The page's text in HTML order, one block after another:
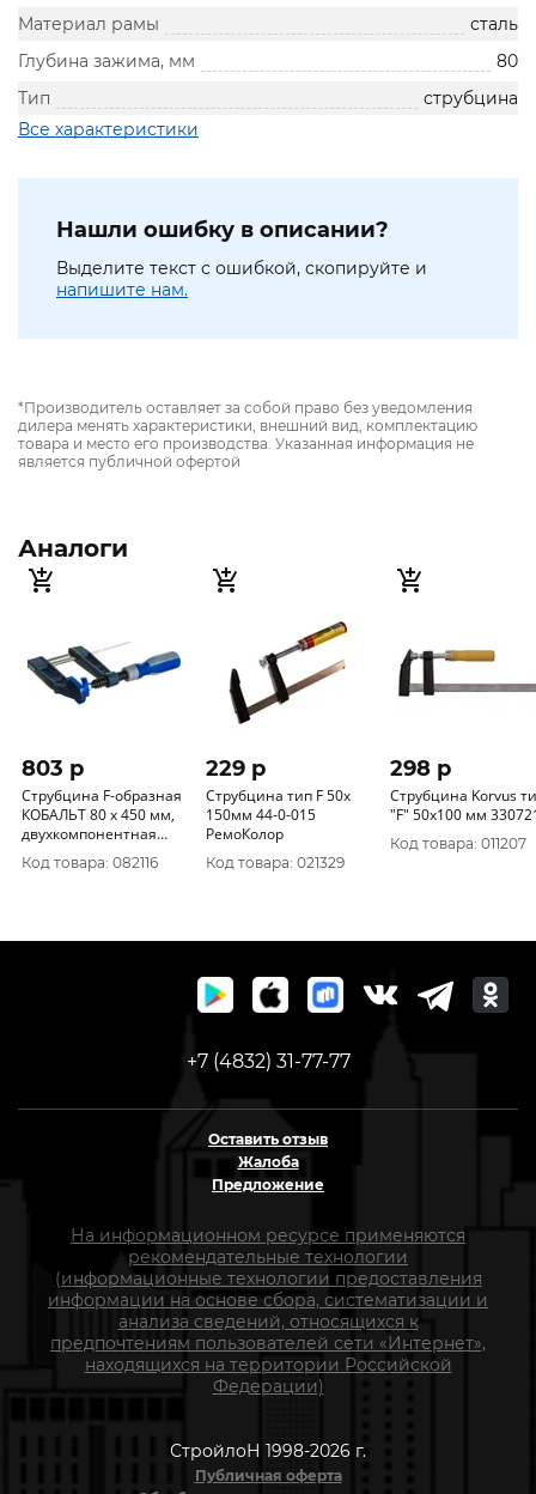
Материал рамы
сталь
Глубина зажима, мм
80
Тип
струбцина
Все характеристики
Нашли ошибку в описании?
Выделите текст с ошибкой, скопируйте и
напишите нам.
*Производитель оставляет за собой право без уведомления
дилера менять характеристики, внешний вид, комплектацию
товара и место его производства. Указанная информация не
является публичной офертой
Аналоги
803 p
Струбцина F-образная
КОБАЛЬТ 80 х 450 мм,
двухкомпонентная
рукоятка 244-582
Код товара: 082116
229 p
Струбцина тип F 50х
150мм 44-0-015
РемоКолор
Код товара: 021329
298 p
Струбцина Korvus
"F" 50х100 мм
Код товара: 011207
+7 (4832) 31-77-77
Оставить отзыв
Жалоба
Предложение
На информационном ресурсе применяются
рекомендательные технологии
(информационные технологии предоставления
информации на основе сбора, систематизации и
анализа сведений, относящихся к
предпочтениям пользователей сети «Интернет»,
находящихся на территории Российской
Федерации)
СтройлоН 1998-2026 г.
Публичная оферта